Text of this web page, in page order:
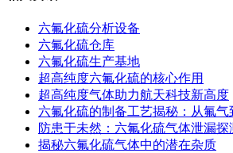
六氟化硫分析设备
六氟化硫仓库
六氟化硫生产基地
超高纯度六氟化硫的核心作用
超高纯度气体助力航天科技新高度
六氟化硫的制备工艺揭秘：从氟
防患于未然：六氟化硫气体泄漏
揭秘六氟化硫气体中的潜在杂质